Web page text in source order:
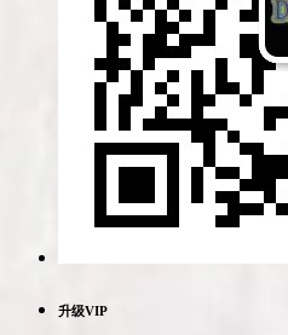
升级VIP